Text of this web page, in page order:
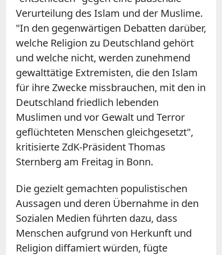
Verurteilung des Islam und der Muslime.
"In den gegenwärtigen Debatten darüber,
welche Religion zu Deutschland gehört
und welche nicht, werden zunehmend
gewalttätige Extremisten, die den Islam
für ihre Zwecke missbrauchen, mit den in
Deutschland friedlich lebenden
Muslimen und vor Gewalt und Terror
geflüchteten Menschen gleichgesetzt",
kritisierte ZdK-Präsident Thomas
Sternberg am Freitag in Bonn.
Die gezielt gemachten populistischen
Aussagen und deren Übernahme in den
Sozialen Medien führten dazu, dass
Menschen aufgrund von Herkunft und
Religion diffamiert würden, fügte